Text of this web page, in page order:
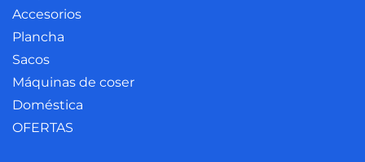
Accesorios
Plancha
Sacos
Máquinas de coser
Doméstica
OFERTAS